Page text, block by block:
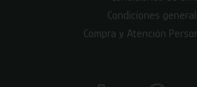
Condiciones
Compra y Atención